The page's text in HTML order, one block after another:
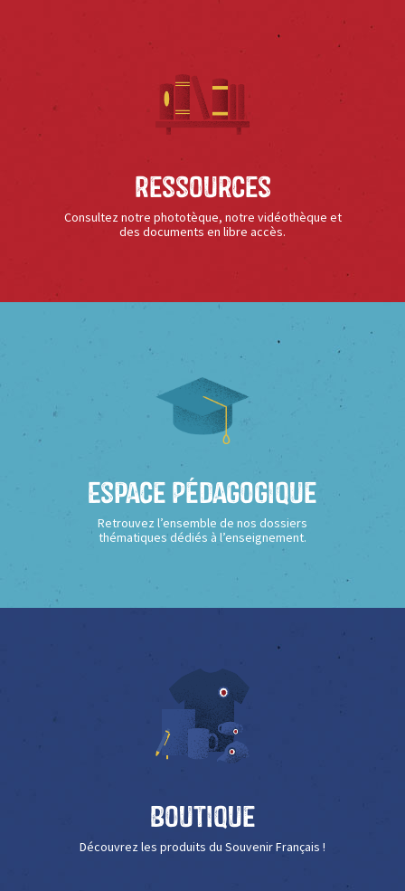
Ressources
Consultez notre phototèque, notre vidéothèque et
des documents en libre accès.
Espace Pédagogique
Retrouvez l’ensemble de nos dossiers
thématiques dédiés à l’enseignement.
Boutique
Découvrez les produits du Souvenir Français !